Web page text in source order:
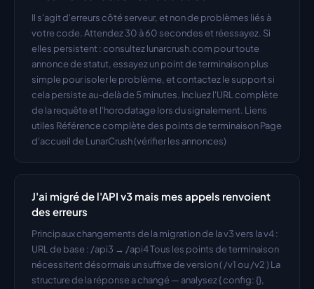
Il s'agit d'erreurs côté serveur, et non de problèmes liés à
votre code. Attendez 30 à 60 secondes et réessayez. Si
elles persistent : consultez lunarcrush.com pour toute
annonce de statut, essayez un point de terminaison plus
simple pour isoler le problème, et contactez le support si
cela persiste au-delà de 5 minutes. Incluez l'URL complète
de la requête et l'horodatage lors du signalement. Liens
utiles Référence complète des points de terminaison Page
d'accueil de LunarCrush (vérifier les annonces)
J'ai migré de l'API v3 mais mes appels renvoient
des erreurs
Principaux changements de la migration de la v3 vers la v4 :
URL de base : /api3 → /api4 Tous les points de terminaison
nécessitent désormais un suffixe de version ( /v1 ou /v2 ) La
structure de la réponse a changé — analysez { config: {},